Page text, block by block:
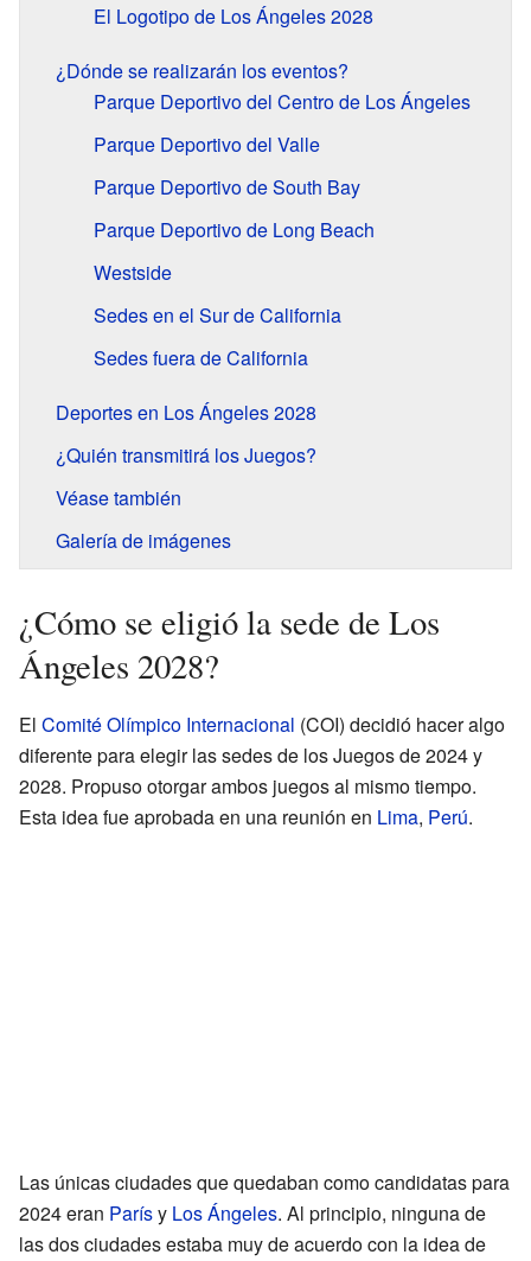
El Logotipo de Los Ángeles 2028
¿Dónde se realizarán los eventos?
Parque Deportivo del Centro de Los Ángeles
Parque Deportivo del Valle
Parque Deportivo de South Bay
Parque Deportivo de Long Beach
Westside
Sedes en el Sur de California
Sedes fuera de California
Deportes en Los Ángeles 2028
¿Quién transmitirá los Juegos?
Véase también
Galería de imágenes
¿Cómo se eligió la sede de Los
Ángeles 2028?
El Comité Olímpico Internacional (COI) decidió hacer algo
diferente para elegir las sedes de los Juegos de 2024 y
2028. Propuso otorgar ambos juegos al mismo tiempo.
Esta idea fue aprobada en una reunión en Lima, Perú.
Las únicas ciudades que quedaban como candidatas para
2024 eran Parísy Los Ángeles. Al principio, ninguna de
las dos ciudades estaba muy de acuerdo con la idea de